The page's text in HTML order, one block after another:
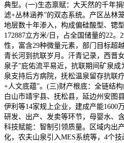
典型。(一)生态禀赋：大天然的千年
滤+丛林涵养”的双态系统。产区丛林
地层数十年渗入，构成偏硅酸型、锶
172887立方米/日，占全国储量的22
性，富含29种微量元素，部门目标超
青长河到抗联岁月。汗青记录，西晋
泉子”庇佑流平易近，抗联期间矿泉成
泉支持后方病院，抚松温泉留存抗联
+人文底蕴”。(三)财产根底：全链结
白山市靖宇县、抚松县，延边州安图
伊利等14家规上企业，建成产能1600
研发、出产、发卖等环节，母婴水、
科技赋能：智制引领质量。区域内出
化，农夫山泉引入MES系统等，4个